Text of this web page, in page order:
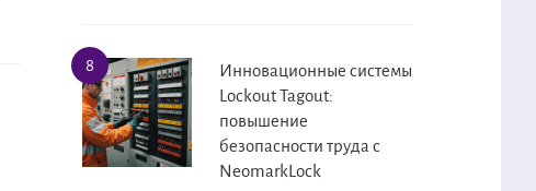
Инновационные системы
Lockout Tagout:
повышение
безопасности труда с
NeomarkLock